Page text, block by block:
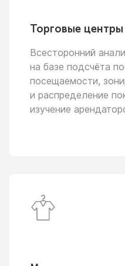
Торговые центры
Всесторонний
на базе подсчёта
посещаемости,
и распределение
изучение